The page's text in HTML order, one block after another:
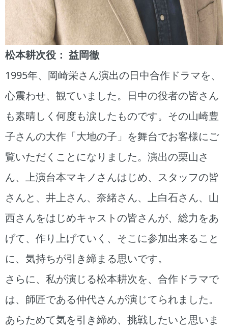
松本耕次役： 益岡徹
1995年、岡崎栄さん演出の日中合作ドラマを、
心震わせ、観ていました。日中の役者の皆さん
も素晴しく何度も涙したものです。その山崎豊
子さんの大作「大地の子」を舞台でお客様にご
覧いただくことになりました。演出の栗山さ
ん、上演台本マキノさんはじめ、スタッフの皆
さんと、井上さん、奈緒さん、上白石さん、山
西さんをはじめキャストの皆さんが、総力をあ
げて、作り上げていく、そこに参加出来ること
に、気持ちが引き締まる思いです。
さらに、私が演じる松本耕次を、合作ドラマで
は、師匠である仲代さんが演じてられました。
あらためて気を引き締め、挑戦したいと思いま